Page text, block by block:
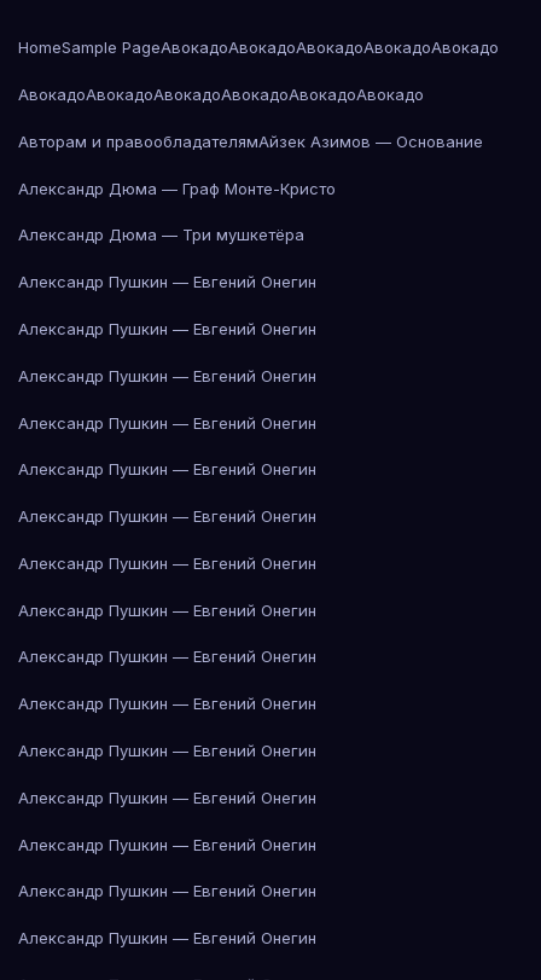
HomeSample PageАвокадоАвокадоАвокадоАвокадоАвокадо
АвокадоАвокадоАвокадоАвокадоАвокадоАвокадо
Авторам и правообладателямАйзек Азимов — Основание
Александр Дюма — Граф Монте-Кристо
Александр Дюма — Три мушкетёра
Александр Пушкин — Евгений Онегин
Александр Пушкин — Евгений Онегин
Александр Пушкин — Евгений Онегин
Александр Пушкин — Евгений Онегин
Александр Пушкин — Евгений Онегин
Александр Пушкин — Евгений Онегин
Александр Пушкин — Евгений Онегин
Александр Пушкин — Евгений Онегин
Александр Пушкин — Евгений Онегин
Александр Пушкин — Евгений Онегин
Александр Пушкин — Евгений Онегин
Александр Пушкин — Евгений Онегин
Александр Пушкин — Евгений Онегин
Александр Пушкин — Евгений Онегин
Александр Пушкин — Евгений Онегин